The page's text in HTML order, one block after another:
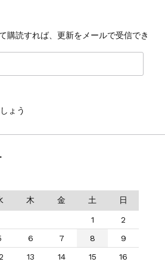
購読すれば、更新をメールで受信でき
ょう
木 金 土 日
1
2
6 7 8
9
13 14 15
16